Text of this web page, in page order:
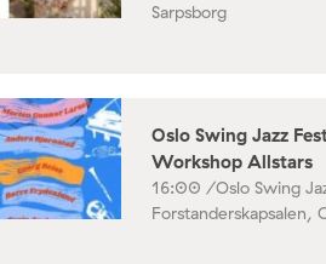
Sarpsborg
Oslo Swing Jazz
Workshop Allstars
16:00 /Oslo Swing
Forstanderskapsalen,